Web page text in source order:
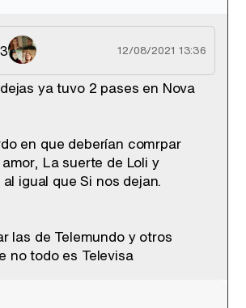
12/08/2021 13:36
ya tuvo 2 pases en Nova
en que deberían comrpar
La suerte de Loli y
igual que Si nos dejan.
las de Telemundo y otros
no todo es Televisa